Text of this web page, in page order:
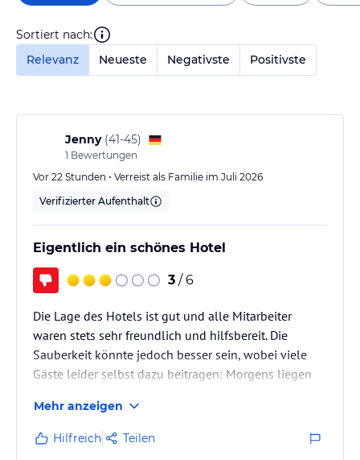
Sortiert nach:
Relevanz
Neueste Negativste Positivste
Jenny (41-45)
1 Bewertungen
Vor 22 Stunden • Verreist als Familie im Juli 2026
Verifizierter Aufenthalt
Eigentlich ein schönes Hotel
3 / 6
Die Lage des Hotels ist gut und alle Mitarbeiter
waren stets sehr freundlich und hilfsbereit. Die
Sauberkeit könnte jedoch besser sein, wobei viele
Gäste leider selbst dazu beitragen: Morgens liegen
sind oft stark verschmutzt. Die Reinigungskräfte
leisten hier wirklich tolle Arbeit. Das Poolwasser war
zudem nicht klar, unsere Tochter bekam leider eine
Mehr anzeigen
Hilfreich Teilen